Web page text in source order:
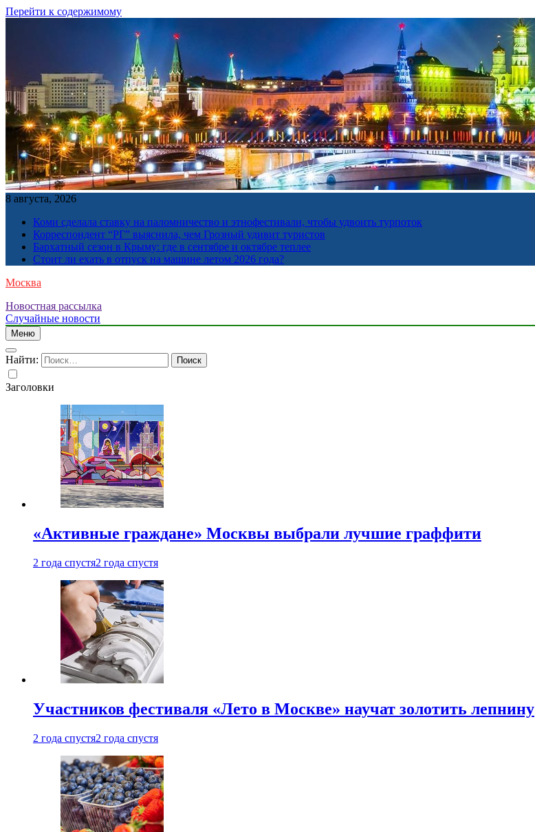
Перейти к содержимому
8 августа, 2026
Коми сделала ставку на паломничество и этнофестивали, чтобы удвоить турпоток
Корреспондент “РГ” выяснила, чем Грозный удивит туристов
Бархатный сезон в Крыму: где в сентябре и октябре теплее
Стоит ли ехать в отпуск на машине летом 2026 года?
Москва
Новостная рассылка
Случайные новости
Меню
Найти:
Заголовки
«Активные граждане» Москвы выбрали лучшие граффити
2 года спустя2 года спустя
Участников фестиваля «Лето в Москве» научат золотить лепнину
2 года спустя2 года спустя